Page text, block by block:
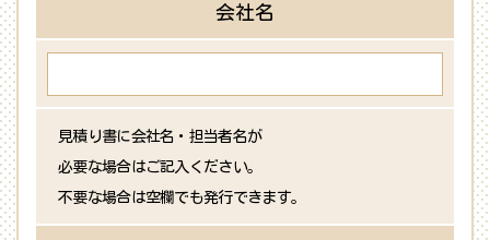
会社名
見積り書に会社名・担当者名が
必要な場合はご記入ください。
不要な場合は空欄でも発行できます。